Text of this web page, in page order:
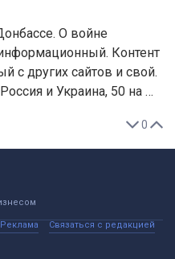
О войне
Контент
с других сайтов и свой.
и Украина, 50 на …
0
Реклама Связаться с редакцией